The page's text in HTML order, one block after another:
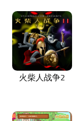
火柴人战争2